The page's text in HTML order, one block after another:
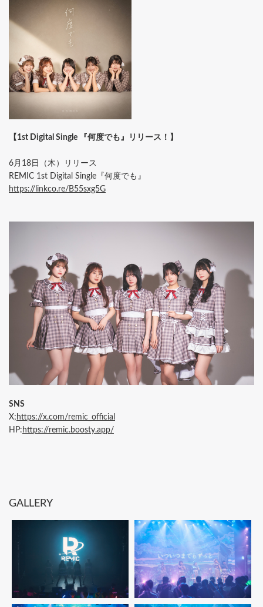
【1st Digital Single 『何度でも』リリース！】
6月18日（木）リリース
REMIC 1st Digital Single『何度でも』
https://linkco.re/B55sxg5G
SNS
X; https://x.com/remic_official
HP: https://remic.boosty.app/
GALLERY